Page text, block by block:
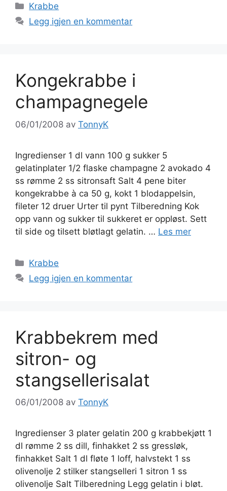
Kategorier
Krabbe
Legg igjen en kommentar
Kongekrabbe i
champagnegele
06/01/2008 av TonnyK
Ingredienser 1 dl vann 100 g sukker 5
gelatinplater 1/2 flaske champagne 2 avokado 4
ss rømme 2 ss sitronsaft Salt 4 pene biter
kongekrabbe à ca 50 g, kokt 1 blodappelsin,
fileter 12 druer Urter til pynt Tilberedning Kok
opp vann og sukker til sukkeret er oppløst. Sett
til side og tilsett bløtlagt gelatin. … Les mer
Kategorier
Krabbe
Legg igjen en kommentar
Krabbekrem med
sitron- og
stangsellerisalat
06/01/2008 av TonnyK
Ingredienser 3 plater gelatin 200 g krabbekjøtt 1
dl rømme 2 ss dill, finhakket 2 ss gressløk,
finhakket Salt 1 dl fløte 1 loff, halvstekt 1 ss
olivenolje 2 stilker stangselleri 1 sitron 1 ss
olivenolje Salt Tilberedning Legg gelatin i bløt.